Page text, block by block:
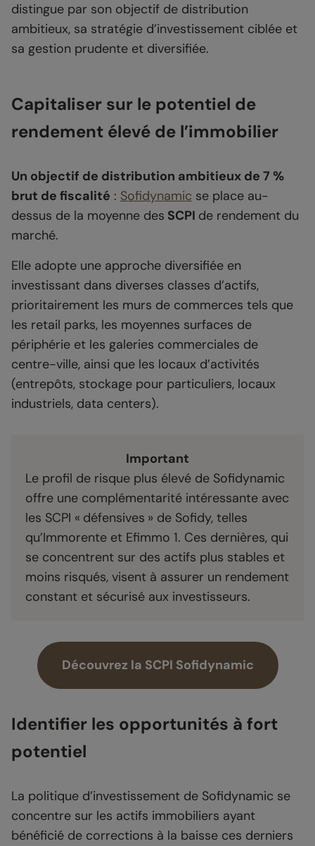
distingue par son objectif de distribution
ambitieux, sa stratégie d’investissement ciblée et
sa gestion prudente et diversifiée.
Capitaliser sur le potentiel de
rendement élevé de l’immobilier
Un objectif de distribution ambitieux de 7 %
brut de fiscalité : Sofidynamic se place au-
dessus de la moyenne des SCPI de rendement du
marché.
Elle adopte une approche diversifiée en
investissant dans diverses classes d’actifs,
prioritairement les murs de commerces tels que
les retail parks, les moyennes surfaces de
périphérie et les galeries commerciales de
centre-ville, ainsi que les locaux d’activités
(entrepôts, stockage pour particuliers, locaux
industriels, data centers).
Important
Le profil de risque plus élevé de Sofidynamic
offre une complémentarité intéressante avec
les SCPI « défensives » de Sofidy, telles
qu’Immorente et Efimmo 1. Ces dernières, qui
se concentrent sur des actifs plus stables et
moins risqués, visent à assurer un rendement
constant et sécurisé aux investisseurs.
Découvrez la SCPI Sofidynamic
Identifier les opportunités à fort
potentiel
La politique d’investissement de Sofidynamic se
concentre sur les actifs immobiliers ayant
bénéficié de corrections à la baisse ces derniers